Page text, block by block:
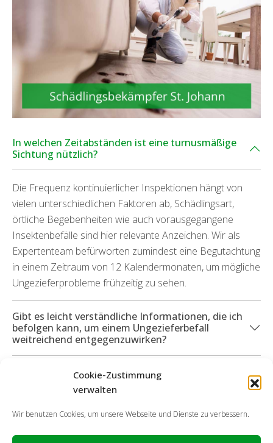
Cookie-Zustimmung
verwalten
Wir benutzen Cookies, um unsere Webseite und Dienste zu verbessern.
In welchen Zeitabständen ist eine turnusmäßige
Sichtung nützlich?
Die Frequenz kontinuierlicher Inspektionen hängt von
vielen unterschiedlichen Faktoren ab, Schädlingsart,
örtliche Begebenheiten wie auch vorausgegangene
Insektenbefälle sind hier relevante Anzeichen. Wir als
Expertenteam befürworten zumindest eine Begutachtung
in einem Zeitraum von 12 Kalendermonaten, um mögliche
Ungezieferprobleme frühzeitig zu sehen.
Gibt es leicht verständliche Informationen, die ich
befolgen kann, um einem Ungezieferbefall
weitreichend entgegenzuwirken?
Welche Dienstleistungen kann ich in Anspruch
nehmen, wenn durch die Schädlinge Schäden
hervorgetreten sind?